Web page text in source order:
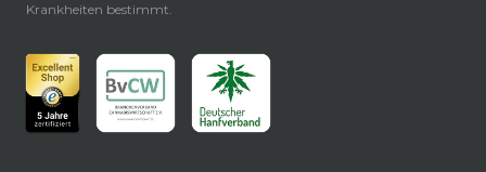
Krankheiten bestimmt.